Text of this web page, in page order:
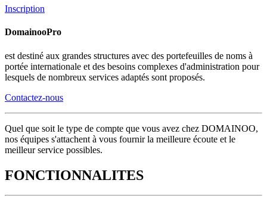
Inscription
DomainooPro
est destiné aux grandes structures avec des portefeuilles de noms à
portée internationale et des besoins complexes d'administration pour
lesquels de nombreux services adaptés sont proposés.
Contactez-nous
Quel que soit le type de compte que vous avez chez DOMAINOO,
nos équipes s'attachent à vous fournir la meilleure écoute et le
meilleur service possibles.
FONCTIONNALITES